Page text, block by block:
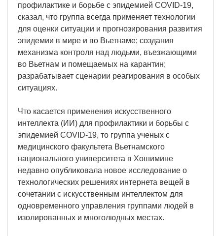
профилактике и борьбе с эпидемией COVID-19,
сказал, что группа всегда применяет технологии
для оценки ситуации и прогнозирования развития
эпидемии в мире и во Вьетнаме; создания
механизма контроля над людьми, въезжающими
во Вьетнам и помещаемых на карантин;
разрабатывает сценарии реагирования в особых
ситуациях.
Что касается применения искусственного
интеллекта (ИИ) для профилактики и борьбы с
эпидемией COVID-19, то группа ученых с
медицинского факультета Вьетнамского
национального университета в Хошимине
недавно опубликовала новое исследование о
технологических решениях интернета вещей в
сочетании с искусственным интеллектом для
одновременного управления группами людей в
изолированных и многолюдных местах.